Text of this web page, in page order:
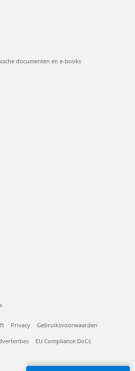
documenten en e-books
Privacy Gebruiksvoorwaarden
EU Compliance DoCs